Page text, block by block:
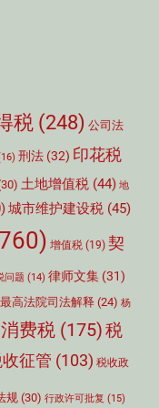
税 (248) 公司法
刑法 (32) 印花税
土地增值税 (44) 地
城市维护建设税 (45)
增值税 (19) 契
问题 (14) 律师文集 (31)
最高法院司法解释 (24) 杨
消费税 (175)税
征管 (103) 税收政
规 (30) 行政许可批复 (15)